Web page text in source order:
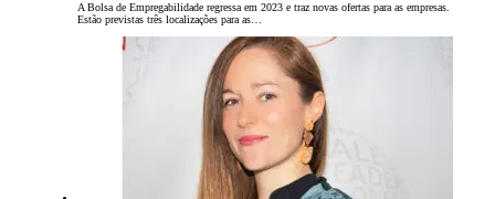
A Bolsa de Empregabilidade regressa em 2023 e traz novas ofertas para as empresas.
Estão previstas três localizações para as…